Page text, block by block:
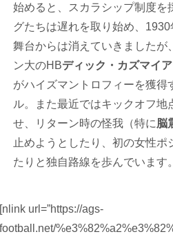
始めると、スカラシップ制度を
グたちは遅れを取り始め、
舞台からは消えていきましたが
ン大のHBディック・カズマイ
がハイズマントロフィーを獲得
ル。また最近ではキックオフ地
せ、リターン時の怪我（特に脳
止めようとしたり、初の女性ポ
たりと独自路線を歩んでいます。
[nlink url=”https://ags-
football.net/